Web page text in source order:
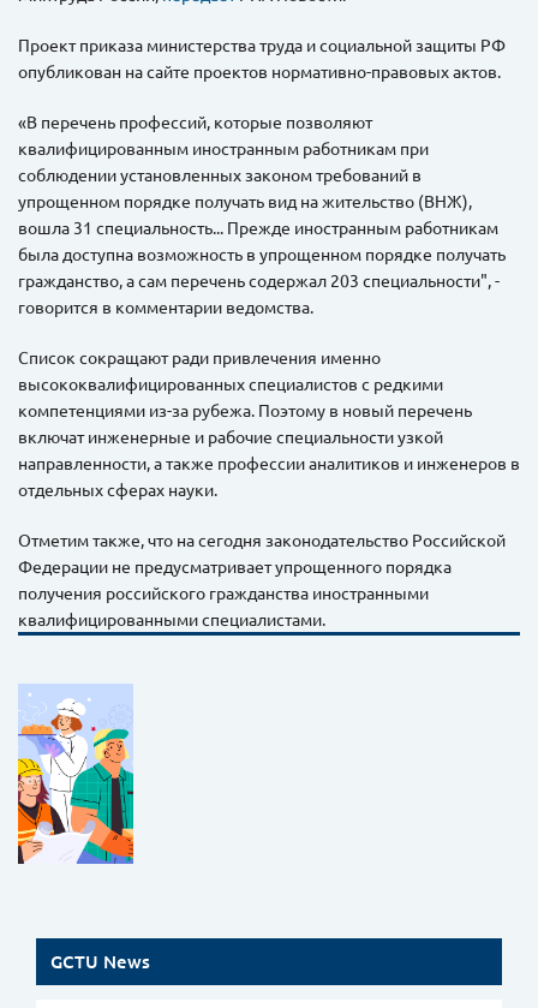
Проект приказа министерства труда и социальной защиты РФ
опубликован на сайте проектов нормативно-правовых актов.
«В перечень профессий, которые позволяют
квалифицированным иностранным работникам при
соблюдении установленных законом требований в
упрощенном порядке получать вид на жительство (ВНЖ),
вошла 31 специальность... Прежде иностранным работникам
была доступна возможность в упрощенном порядке получать
гражданство, а сам перечень содержал 203 специальности", -
говорится в комментарии ведомства.
Список сокращают ради привлечения именно
высококвалифицированных специалистов с редкими
компетенциями из-за рубежа. Поэтому в новый перечень
включат инженерные и рабочие специальности узкой
направленности, а также профессии аналитиков и инженеров в
отдельных сферах науки.
Отметим также, что на сегодня законодательство Российской
Федерации не предусматривает упрощенного порядка
получения российского гражданства иностранными
квалифицированными специалистами.
GCTU News